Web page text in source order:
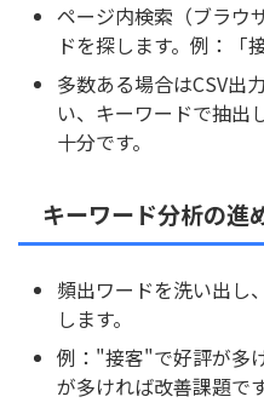
ページ内検索（ブラウ
ドを探します。例：「
多数ある場合はCSV出
い、キーワードで抽出
十分です。
キーワード分析の進
頻出ワードを洗い出し
します。
例："接客"で好評が多
が多ければ改善課題です